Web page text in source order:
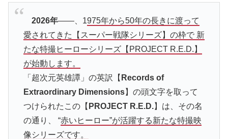
2026年――、1975年から50年の長きに渡って
愛されてきた【スーパー戦隊シリーズ】の枠で 新
たな特撮ヒーローシリーズ【PROJECT R.E.D.】
が始動します。
「超次元英雄譚」の英訳【 Records of
Extraordinary Dimensions】の頭文字を取って
つけられたこの【 PROJECT R.E.D.】は、その名
の通り、 “赤いヒーロー”が活躍する新たな特撮映
像シリーズです。